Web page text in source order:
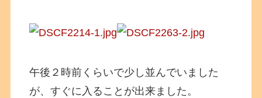
午後２時前くらいで少し並んでいました
が、すぐに入ることが出来ました。